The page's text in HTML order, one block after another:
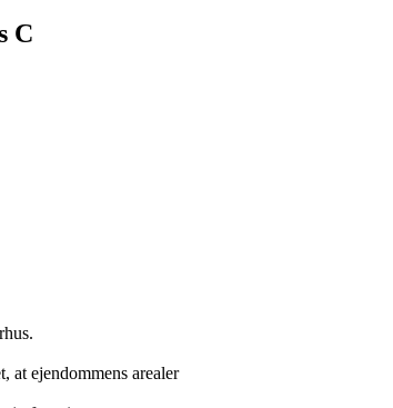
C
at ejendommens arealer